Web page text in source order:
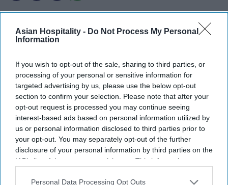
Asian Hospitality - Do Not Process My Personal
Information
If you wish to opt-out of the sale, sharing to third parties, or
processing of your personal or sensitive information for
targeted advertising by us, please use the below opt-out
section to confirm your selection. Please note that after your
opt-out request is processed you may continue seeing
interest-based ads based on personal information utilized by
us or personal information disclosed to third parties prior to
your opt-out. You may separately opt-out of the further
disclosure of your personal information by third parties on the
IAB’s list of downstream participants. This information may
Downstream Participantsthat may further disclose it to other
Personal Data Processing Opt Outs
AI trusted more for research than booking.
Price transparency, simplicity still priorities.
U.S. TRAVELERS WANT clearer pricing, fewer
choices and greater confidence when booking
trips, according to Travelport. Consumers also
expect relevant recommendations based on
natural-language requests.
Travelport’s “Traveler Confidence Survey”,
conducted by Dynata, found a gap between
consumers’ interest in AI and their willingness to